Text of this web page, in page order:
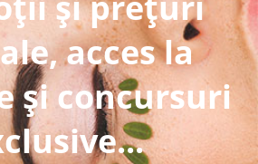
acces la
și concursuri